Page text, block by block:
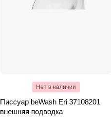
Нет в наличии
Писсуар beWash Eri 37108201
внешняя подводка